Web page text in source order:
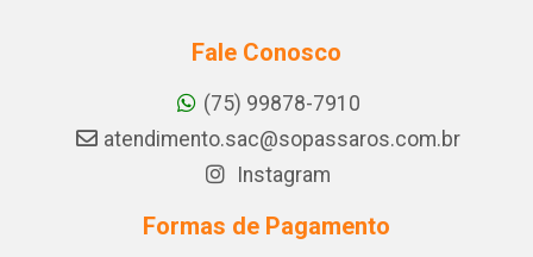
Fale Conosco
(75) 99878-7910
atendimento.sac@sopassaros.com.br
Instagram
Formas de Pagamento